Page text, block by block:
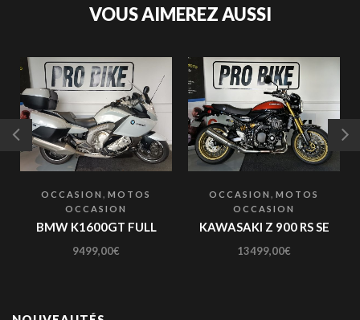
VOUS AIMEREZ AUSSI
OCCASION , MOTOS
OCCASION
BMW K1600GT FULL
9499,00€
OCCASION , MOTOS
OCCASION
KAWASAKI Z 900 RS SE
13499,00€